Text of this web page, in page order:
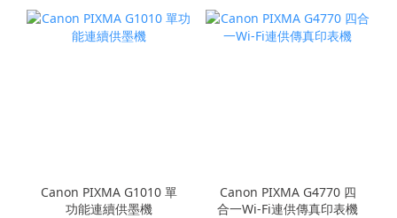
Canon PIXMA G1010 單
功能連續供墨機
Canon PIXMA G4770 四
合一Wi-Fi連供傳真印表機